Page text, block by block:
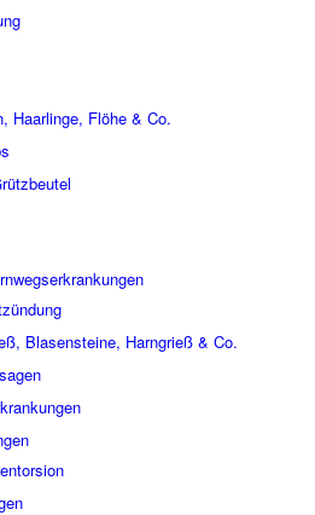
Haarlinge, Flöhe & Co.
Blasensteine, Harngrieß & Co.